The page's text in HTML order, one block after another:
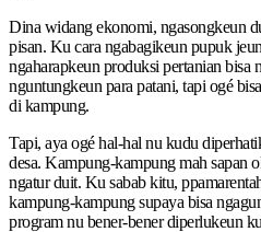
Dina widang ekonomi, ngasongkeun
pisan. Ku cara ngabagikeun pupuk
ngaharapkeun produksi pertanian bisa
nguntungkeun para patani, tapi ogé
di kampung.
Tapi, aya ogé hal-hal nu kudu
desa. Kampung-kampung mah sapan
ngatur duit. Ku sabab kitu,
kampung-kampung supaya bisa
program nu bener-bener diperlukeun